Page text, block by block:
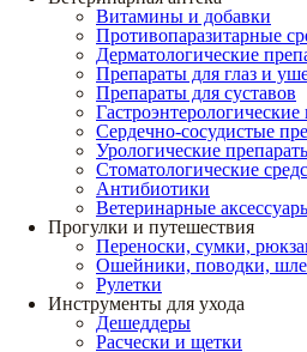
Витамины и добавки
Противопаразитарные
Дерматологические
Препараты для глаз и
Препараты для суставов
Сердечно-сосудистые
Урологические
Стоматологические
Антибиотики
Ветеринарные
Прогулки и путешествия
Переноски, сумки,
Ошейники, поводки,
Рулетки
Инструменты для ухода
Дешеддеры
Расчески и щетки